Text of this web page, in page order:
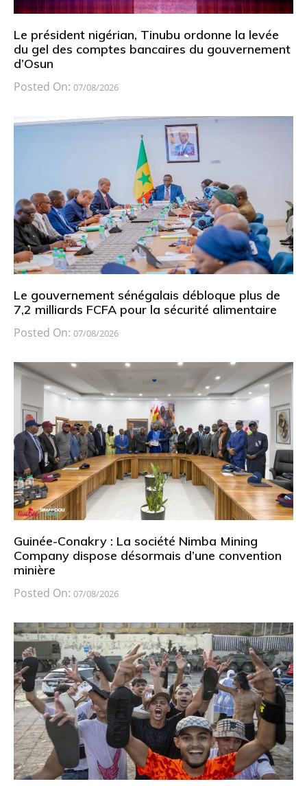
Le président nigérian, Tinubu ordonne la levée
du gel des comptes bancaires du gouvernement
d’Osun
Posted On: 07/08/2026
Le gouvernement sénégalais débloque plus de
7,2 milliards FCFA pour la sécurité alimentaire
Posted On: 07/08/2026
Guinée-Conakry : La société Nimba Mining
Company dispose désormais d’une convention
minière
Posted On: 07/08/2026